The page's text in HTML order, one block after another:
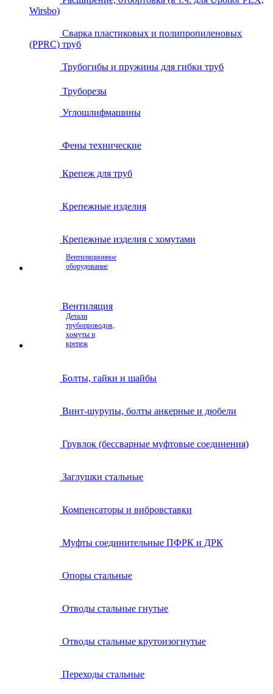
Wirsbo)
Сварка пластиковых и полипропиленовых
(PPRC) труб
Трубогибы и пружины для гибки труб
Труборезы
Углошлифмашины
Фены технические
Крепеж для труб
Крепежные изделия
Крепежные изделия с хомутами
Вентиляционное
оборудование
Вентиляция
Детали
трубопроводов,
хомуты и
крепеж
Болты, гайки и шайбы
Винт-шурупы, болты анкерные и дюбели
Грувлок (бессварные муфтовые соединения)
Заглушки стальные
Компенсаторы и вибровставки
Муфты соединительные ПФРК и ДРК
Опоры стальные
Отводы стальные гнутые
Отводы стальные крутоизогнутые
Переходы стальные